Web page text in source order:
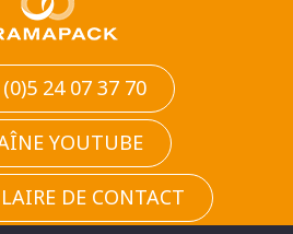
24 07 37 70
YOUTUBE
DE CONTACT